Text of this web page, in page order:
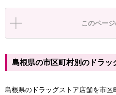
このペー
島根県の市区町村別のドラッ
島根県のドラッグストア店舗を市